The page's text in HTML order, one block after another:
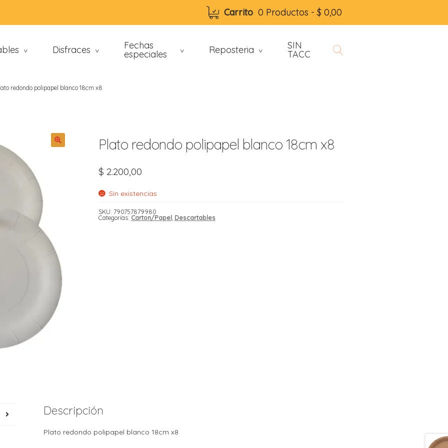
Carrito 0 Productos -$ 0,00
> Disfraces > Fechas
especiales > Reposteria > SIN
TACC
redondo polipapel blanco 18cm x8
Plato redondo polipapel blanco 18cm x8
$ 2.200,00
Sin existencias
SKU: 790757879980
Categorías: Carton/Papel, Descartables
Descripción
Plato redondo polipapel blanco 18cm x8